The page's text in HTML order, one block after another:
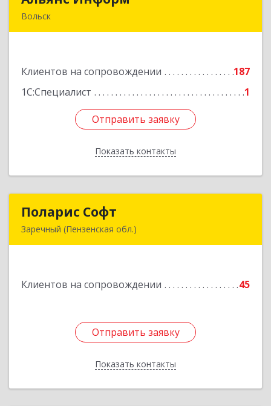
Вольск
Клиентов на сопровождении
187
1С:Специалист
1
Отправить заявку
Показать контакты
Подробнее
Отправить заявку
Назад
Поларис Софт
Заречный (Пензенская обл.)
Клиентов на сопровождении 45
Отправить заявку
Показать контакты
Подробнее
Отправить заявку
Назад